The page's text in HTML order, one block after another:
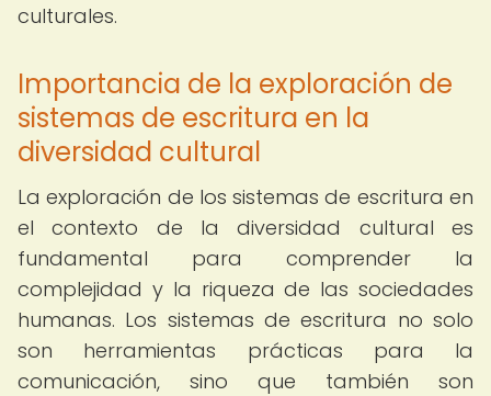
culturales.
Importancia de la exploración de
sistemas de escritura en la
diversidad cultural
La exploración de los sistemas de escritura en
el contexto de la diversidad cultural es
fundamental para comprender la
complejidad y la riqueza de las sociedades
humanas. Los sistemas de escritura no solo
son herramientas prácticas para la
comunicación, sino que también son